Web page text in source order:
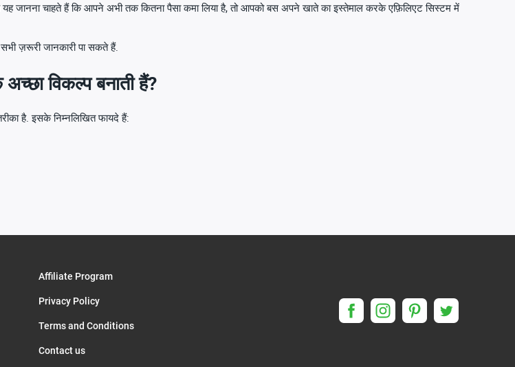
यह जानना चाहते हैं कि आपने अभी तक कितना पैसा कमा लिया है, तो आपको बस अपने खाते का इस्तेमाल करके एफ़िलिएट सिस्टम में
ज़रूरी जानकारी पा सकते हैं.
विकल्प बनाती हैं?
है. इसके निम्नलिखित फायदे हैं:
Affiliate Program
Privacy Policy
Terms and Conditions
Contact us